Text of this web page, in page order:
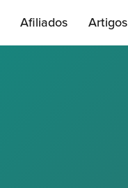
Afiliados Artigos